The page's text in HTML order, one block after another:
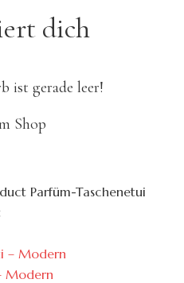
dich
ist gerade leer!
Shop
Parfüm-Taschenetui
Modern